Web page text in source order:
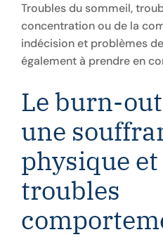
Troubles du sommeil,
concentration ou de la
indécision et problèmes
également à prendre en
Le burn-
une
physique et
troubles